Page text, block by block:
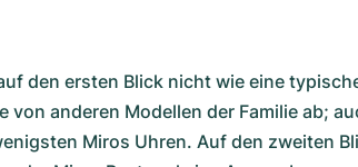
den ersten Blick nicht wie eine
von anderen Modellen der Familie ab;
Miros Uhren. Auf den zweiten